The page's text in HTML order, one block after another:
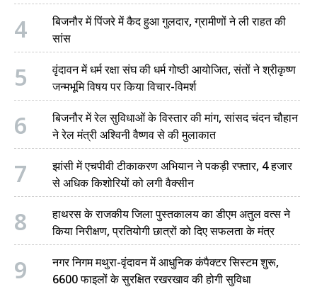
4
बिजनौर में पिंजरे में कैद हुआ गुलदार, ग्रामीणों ने ली राहत की
सांस
5
वृंदावन में धर्म रक्षा संघ की धर्म गोष्ठी आयोजित, संतों ने श्रीकृष्ण
जन्मभूमि विषय पर किया विचार-विमर्श
6
बिजनौर में रेल सुविधाओं के विस्तार की मांग, सांसद चंदन चौहान
ने रेल मंत्री अश्विनी वैष्णव से की मुलाकात
7
झांसी में एचपीवी टीकाकरण अभियान ने पकड़ी रफ्तार, 4 हजार
से अधिक किशोरियों को लगी वैक्सीन
8
हाथरस के राजकीय जिला पुस्तकालय का डीएम अतुल वत्स ने
किया निरीक्षण, प्रतियोगी छात्रों को दिए सफलता के मंत्र
9
नगर निगम मथुरा-वृंदावन में आधुनिक कंपैक्टर सिस्टम शुरू,
6600 फाइलों के सुरक्षित रखरखाव की होगी सुविधा